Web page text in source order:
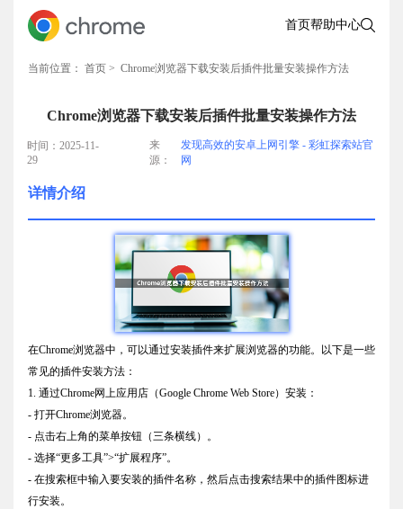
首页帮助中心
当前位置： 首页 > Chrome浏览器下载安装后插件批量安装操作方法
Chrome浏览器下载安装后插件批量安装操作方法
时间：2025-11-
29
来
源：
发现高效的安卓上网引擎 - 彩虹探索站官
网
详情介绍
在Chrome浏览器中，可以通过安装插件来扩展浏览器的功能。以下是一些
常见的插件安装方法：
1. 通过Chrome网上应用店（Google Chrome Web Store）安装：
- 打开Chrome浏览器。
- 点击右上角的菜单按钮（三条横线）。
- 选择“更多工具”>“扩展程序”。
- 在搜索框中输入要安装的插件名称，然后点击搜索结果中的插件图标进
行安装。